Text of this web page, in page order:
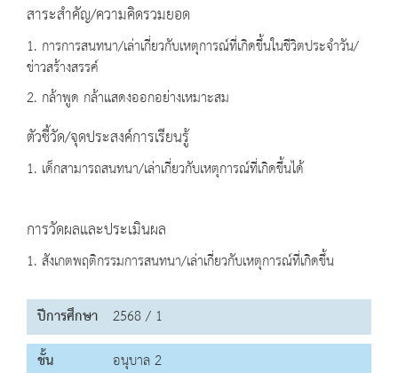
สาระสำคัญ/ความคิดรวมยอด
1. การการสนทนา/เล่าเกี่ยวกับเหตุการณ์ที่เกิดขึ้นในชีวิตประจำวัน/
ข่าวสร้างสรรค์
2. กล้าพูด กล้าแสดงออกอย่างเหมาะสม
ตัวชี้วัด/จุดประสงค์การเรียนรู้
1. เด็กสามารถสนทนา/เล่าเกี่ยวกับเหตุการณ์ที่เกิดขึ้นได้
การวัดผลและประเมินผล
1. สังเกตพฤติกรรมการสนทนา/เล่าเกี่ยวกับเหตุการณ์ที่เกิดขึ้น
ปีการศึกษา 2568 / 1
ชั้น
อนุบาล 2